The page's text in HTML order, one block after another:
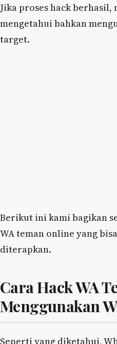
Jika proses hack berhasil,
mengetahui bahkan
target.
Berikut ini kami bagikan
WA teman online yang
diterapkan.
Cara Hack WA
Menggunakan
Seperti yang diketahui,